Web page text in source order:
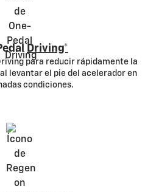
Driving*
para reducir rápidamente la
levantar el pie del acelerador en
condiciones.